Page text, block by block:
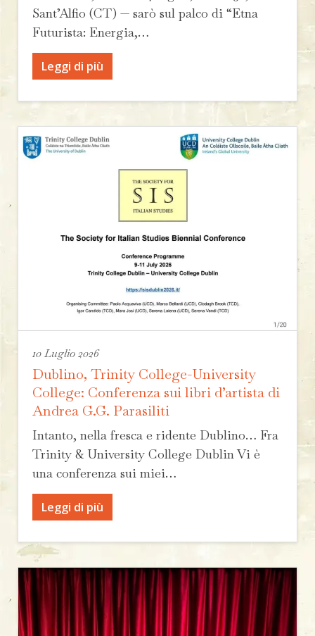
Sant’Alfio (CT) — sarò sul palco di “Etna
Futurista: Energia,…
Leggi di più
10 Luglio 2026
Dublino, Trinity College-University
College: Conferenza sui libri d’artista di
Andrea G.G. Parasiliti
Intanto, nella fresca e ridente Dublino… Fra
Trinity & University College Dublin Vi è
una conferenza sui miei…
Leggi di più